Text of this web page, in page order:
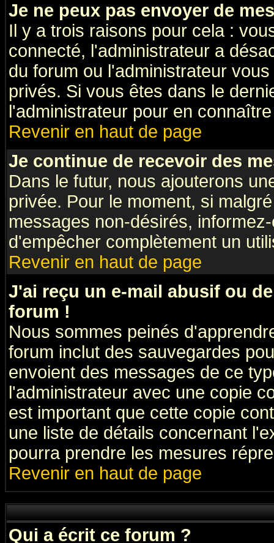
Je ne peux pas envoyer de
Il y a trois raisons pour cela :
connecté, l'administrateur a
du forum ou l'administrateur
privés. Si vous êtes dans le
l'administrateur pour en
Revenir en haut de page
Je continue de recevoir des
Dans le futur, nous ajouterons
privée. Pour le moment, si
messages non-désirés,
d'empêcher complètement un
Revenir en haut de page
J'ai reçu un e-mail abusif ou
forum !
Nous sommes peinés
forum inclut des sauvegardes
envoient des messages de ce
l'administrateur avec une copie
est important que cette copie
une liste de détails concernant
pourra prendre les mesures
Revenir en haut de page
Qui a écrit ce forum ?